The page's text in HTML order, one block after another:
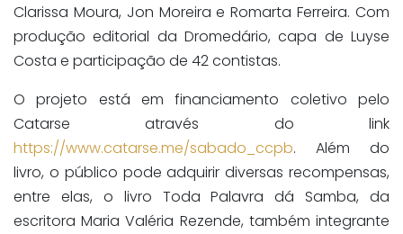
Clarissa Moura, Jon Moreira e Romarta Ferreira. Com
produção editorial da Dromedário, capa de Luyse
Costa e participação de 42 contistas.
O projeto está em financiamento coletivo pelo
Catarse através do link
https://www.catarse.me/sabado_ccpb. Além do
livro, o público pode adquirir diversas recompensas,
entre elas, o livro Toda Palavra dá Samba, da
escritora Maria Valéria Rezende, também integrante